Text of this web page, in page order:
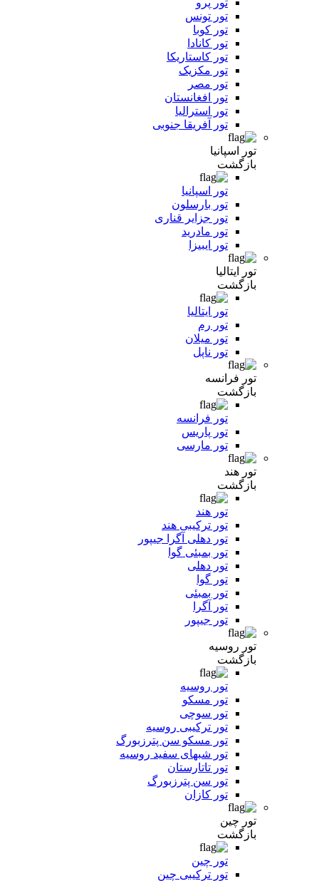
تور پرو
تور تونس
تور کوبا
تور کانادا
تور کاستاریکا
تور مکزیک
تور مصر
تور افغانستان
تور استرالیا
تور آفریقا جنوبی
تور اسپانیا
بازگشت
تور اسپانیا
تور بارسلون
تور جزایر قناری
تور مادرید
تور ایبیزا
تور ایتالیا
بازگشت
تور ایتالیا
تور رم
تور میلان
تور ناپل
تور فرانسه
بازگشت
تور فرانسه
تور پاریس
تور مارسی
تور هند
بازگشت
تور هند
تور ترکیبی هند
تور دهلی آگرا جیپور
تور بمبئی گوا
تور دهلی
تور گوا
تور بمبئی
تور آگرا
تور جیپور
تور روسیه
بازگشت
تور روسیه
تور مسکو
تور سوچی
تور ترکیبی روسیه
تور مسکو سن پترزبورگ
تور شبهای سفید روسیه
تور تاتارستان
تور سن پترزبورگ
تور کازان
تور چین
بازگشت
تور چین
تور ترکیبی چین